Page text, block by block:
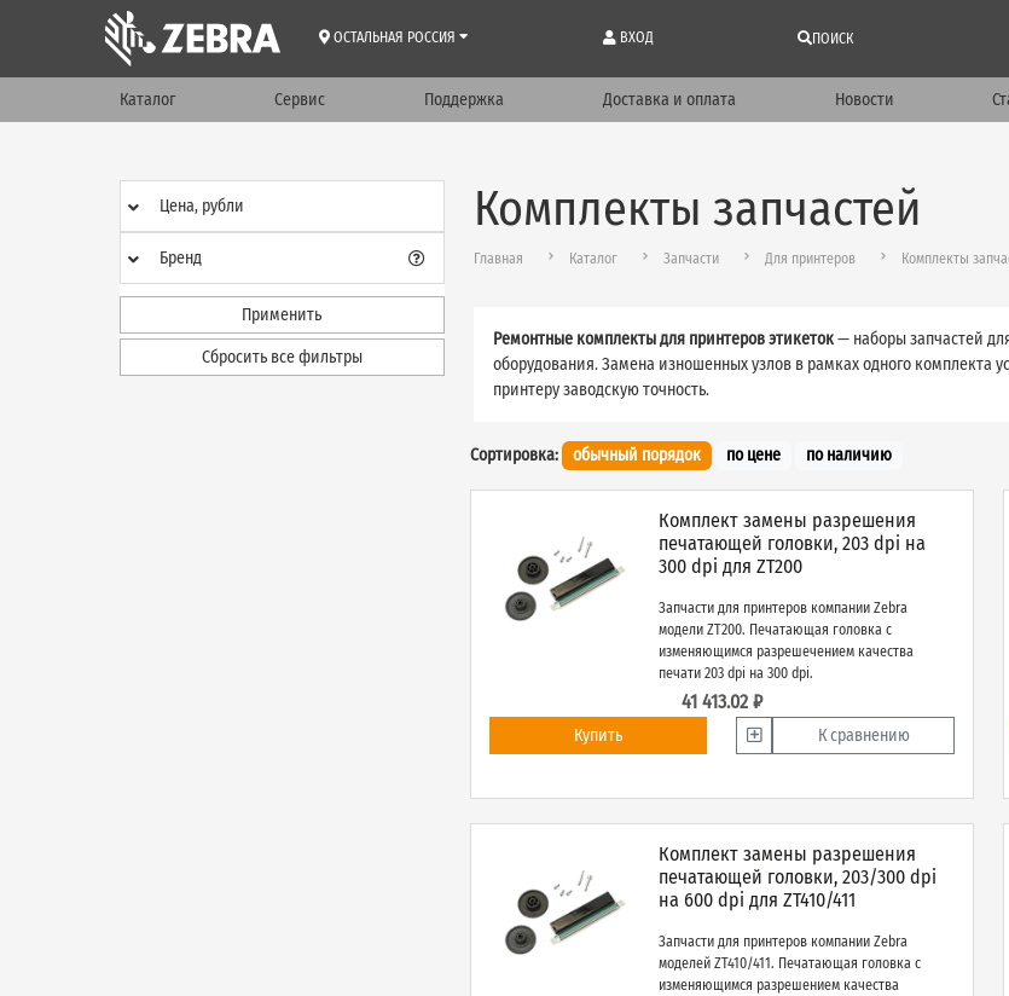
ОСТАЛЬНАЯ РОССИЯ ВХОД ПОИСК
Каталог Сервис Поддержка Доставка и оплата Новости
Цена, рубли
Бренд
Применить
Сбросить все фильтры
Комплекты запчастей
Главная Каталог Запчасти Для принтеров Комплекты
Ремонтные комплекты для принтеров этикеток— наборы запчастей
оборудования. Замена изношенных узлов в рамках одного
принтеру заводскую точность.
Сортировка: обычный порядок по цене по наличию
Комплект замены разрешения
печатающей головки, 203 dpi на
300 dpi для ZT200
Запчасти для принтеров компании Zebra
модели ZT200. Печатающая головка с
изменяющимся разрешечением качества
печати 203 dpi на 300 dpi.
41 413.02 ₽
Купить К сравнению
Комплект замены разрешения
печатающей головки, 203/300 dpi
на 600 dpi для ZT410/411
Запчасти для принтеров компании Zebra
моделей ZT410/411. Печатающая головка с
изменяющимся разрешением качества